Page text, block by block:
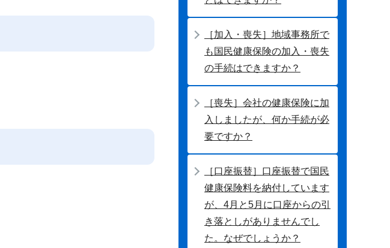
［加入・喪失］地域事務所で
も国民健康保険の加入・喪失
の手続はできますか？
［喪失］会社の健康保険に加
入しましたが、何か手続が必
要ですか？
［口座振替］口座振替で国民
健康保険料を納付しています
が、4月と5月に口座からの引
き落としがありませんでし
た。なぜでしょうか？